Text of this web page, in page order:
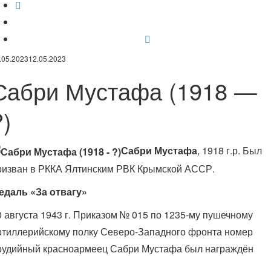
12.05.2023
Мустафа (1918 —
Сабри Мустафа, 1918 г.р. Был
в РККА Ялтинским РВК Крымской АССР.
«За отвагу»
августа 1943 г. Приказом № 015 по 1235-му пушечному
полку Северо-Западного фронта номер
красноармеец Сабри Мустафа был награждён